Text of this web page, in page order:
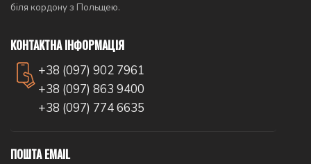
біля кордону з Польщею.
КОНТАКТНА ІНФОРМАЦІЯ
+38 (097) 902 7961
+38 (097) 863 9400
+38 (097) 774 6635
ПОШТА EMAIL